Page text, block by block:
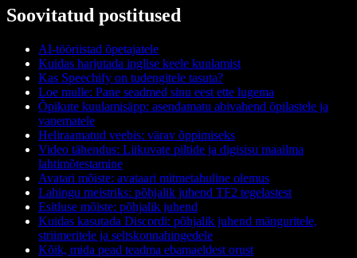
Soovitatud postitused
AI-tööriistad õpetajatele
Kuidas harjutada inglise keele kuulamist
Kas Speechify on tudengitele tasuta?
Loe mulle: Pane seadmed sinu eest ette lugema
Õpikute kuulamisäpp: asendamatu abivahend õpilastele ja
vanematele
Heliraamatud veebis: värav õppimiseks
Video tähendus: Liikuvate piltide ja digisisu maailma
lahtimõtestamine
Avatari mõiste: avataari mitmetahuline olemus
Lahingu meistriks: põhjalik juhend TF2 tegelastest
Esitluse mõiste: põhjalik juhend
Kuidas kasutada Discordi: põhjalik juhend mänguritele,
striimeritele ja seltskonnahingedele
Kõik, mida pead teadma ebamaeldest orust